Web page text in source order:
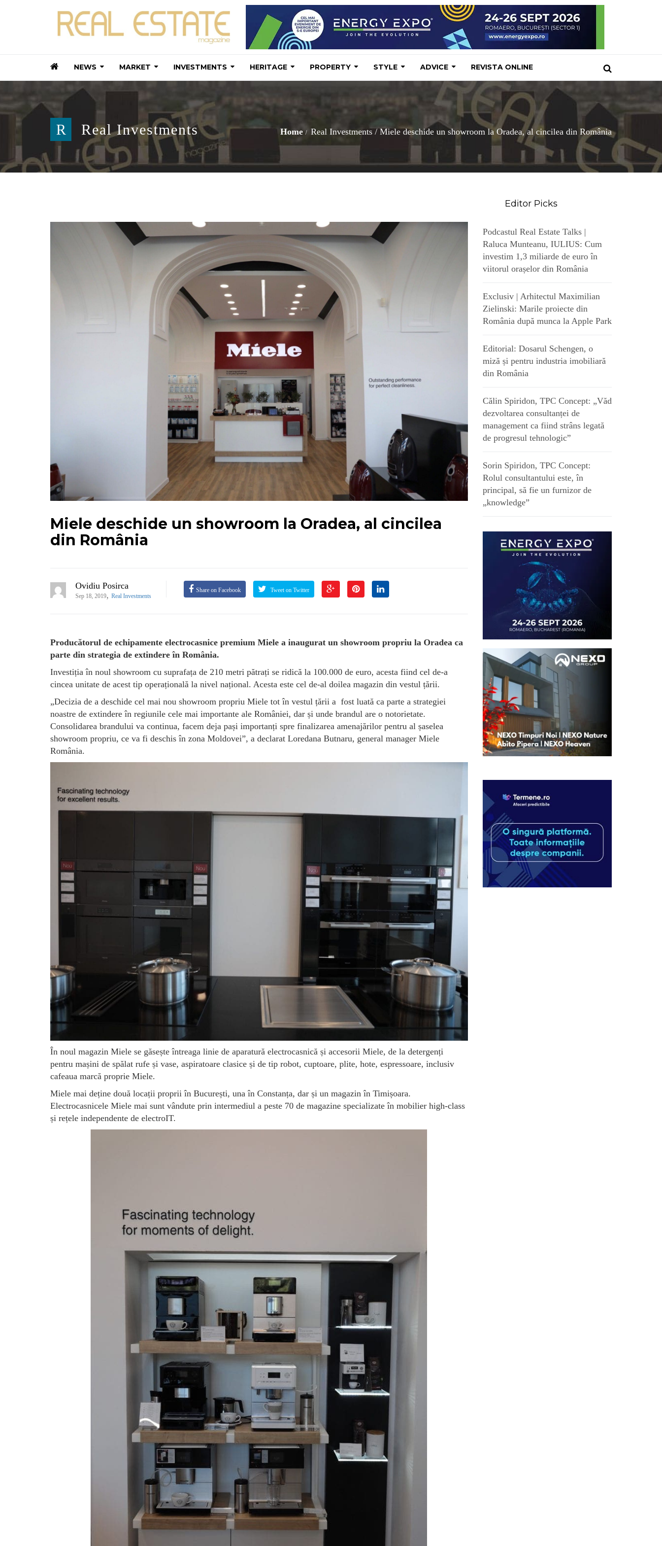
NEWS MARKET INVESTMENTS HERITAGE PROPERTY STYLE ADVICE REVISTA ONLINE
R Real Investments Home Real Investments / Miele deschide un showroom la Oradea, al cincilea din România
Miele deschide un showroom la Oradea, al cincilea
din România
Ovidiu Posirca
Sep 18, 2019, Real Investments
Share on Facebook Tweet on Twitter
Producătorul de echipamente electrocasnice premium Miele a inaugurat un showroom propriu la Oradea ca
parte din strategia de extindere în România.
Investiția în noul showroom cu suprafața de 210 metri pătrați se ridică la 100.000 de euro, acesta fiind cel de-a
cincea unitate de acest tip operațională la nivel național. Acesta este cel de-al doilea magazin din vestul țării.
„Decizia de a deschide cel mai nou showroom propriu Miele tot în vestul țării a fost luată ca parte a strategiei
noastre de extindere în regiunile cele mai importante ale României, dar și unde brandul are o notorietate.
Consolidarea brandului va continua, facem deja pași importanți spre finalizarea amenajărilor pentru al șaselea
showroom propriu, ce va fi deschis în zona Moldovei”, a declarat Loredana Butnaru, general manager Miele
România.
În noul magazin Miele se găsește întreaga linie de aparatură electrocasnică și accesorii Miele, de la detergenți
pentru mașini de spălat rufe și vase, aspiratoare clasice și de tip robot, cuptoare, plite, hote, espressoare, inclusiv
cafeaua marcă proprie Miele.
Miele mai deține două locații proprii în București, una în Constanța, dar și un magazin în Timișoara.
Electrocasnicele Miele mai sunt vândute prin intermediul a peste 70 de magazine specializate în mobilier high-class
și rețele independente de electroIT.
Editor Picks
Podcastul Real Estate Talks |
Raluca Munteanu, IULIUS: Cum
investim 1,3 miliarde de euro în
viitorul orașelor din România
Exclusiv | Arhitectul Maximilian
Zielinski: Marile proiecte din
România după munca la Apple Park
Editorial: Dosarul Schengen, o
miză și pentru industria imobiliară
din România
Călin Spiridon, TPC Concept: „Văd
dezvoltarea consultanței de
management ca fiind strâns legată
de progresul tehnologic”
Sorin Spiridon, TPC Concept:
Rolul consultantului este, în
principal, să fie un furnizor de
„knowledge”